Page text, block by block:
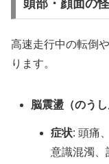
頭部・顔面の
高速走行中の転倒
ります。
脳震盪（のうし
症状: 頭痛
意識混濁、